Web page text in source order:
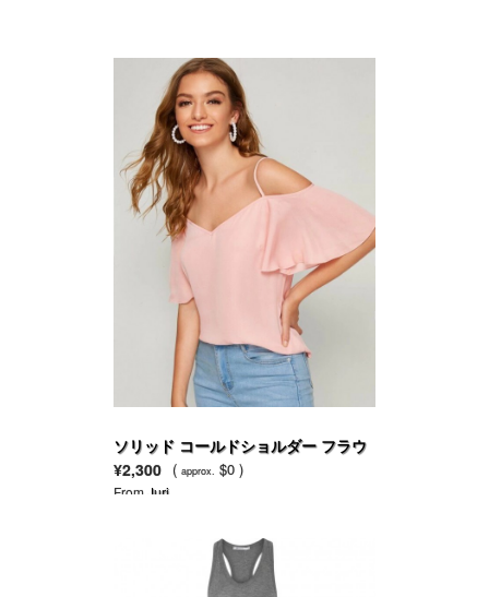
ソリッド コールドショルダー フラウ
ンススリーブ トップ
¥2,300 ( approx. $0 )
From Juri